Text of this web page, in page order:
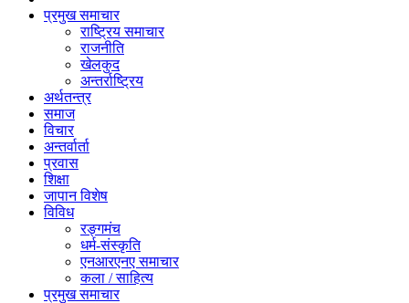
प्रमुख समाचार
राष्ट्रिय समाचार
राजनीति
खेलकुद
अन्तर्राष्ट्रिय
अर्थतन्त्र
समाज
विचार
अन्तर्वार्ता
प्रवास
शिक्षा
जापान विशेष
विविध
रङ्गमंच
धर्म-संस्कृति
एनआरएनए समाचार
कला / साहित्य
प्रमुख समाचार